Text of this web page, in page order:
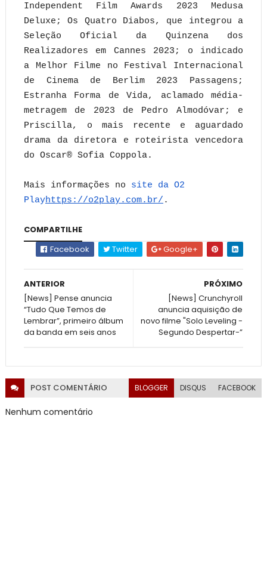
Independent Film Awards 2023 Medusa
Deluxe; Os Quatro Diabos, que integrou a
Seleção Oficial da Quinzena dos
Realizadores em Cannes 2023; o indicado
a Melhor Filme no Festival Internacional
de Cinema de Berlim 2023 Passagens;
Estranha Forma de Vida, aclamado média-
metragem de 2023 de Pedro Almodóvar; e
Priscilla, o mais recente e aguardado
drama da diretora e roteirista vencedora
do Oscar® Sofia Coppola.
Mais informações no site da O2
Playhttps://o2play.com.br/ .
COMPARTILHE
Facebook
Twitter Google+
PRÓXIMO
[News] Crunchyroll
anuncia aquisição de
novo filme "Solo Leveling -
Segundo Despertar-”
ANTERIOR
[News] Pense anuncia
“Tudo Que Temos de
Lembrar”, primeiro álbum
da banda em seis anos
POST COMENTÁRIO BLOGGER DISQUS FACEBOOK
Nenhum comentário